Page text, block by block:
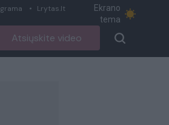
Lrytas.lt
Ekrano
tema
Atsiųskite video